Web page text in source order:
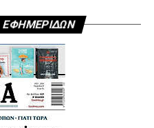
ΕΦΗΜΕΡΙΔΩΝ